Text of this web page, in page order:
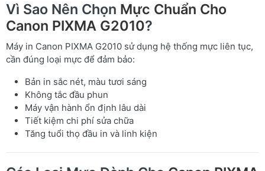
Vì Sao Nên Chọn Mực Chuẩn Cho
Canon PIXMA G2010?
Máy in Canon PIXMA G2010 sử dụng hệ thống mực liên tục,
cần đúng loại mực để đảm bảo:
Bản in sắc nét, màu tươi sáng
Không tắc đầu phun
Máy vận hành ổn định lâu dài
Tiết kiệm chi phí sửa chữa
Tăng tuổi thọ đầu in và linh kiện